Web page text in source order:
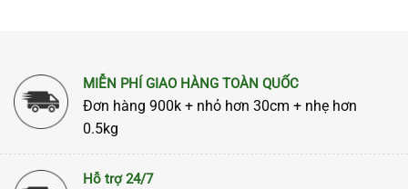
MIỄN PHÍ GIAO HÀNG TOÀN QUỐC
Đơn hàng 900k + nhỏ hơn 30cm + nhẹ hơn
0.5kg
Hỗ trợ 24/7